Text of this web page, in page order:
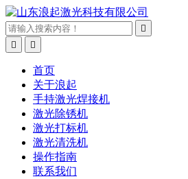



首页
关于浪起
手持激光焊接机
激光除锈机
激光打标机
激光清洗机
操作指南
联系我们